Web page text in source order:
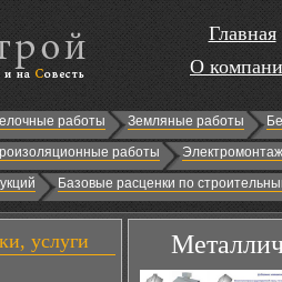
Главная
О
работы Земляные работы
работы
Базовые расценки по
услуги